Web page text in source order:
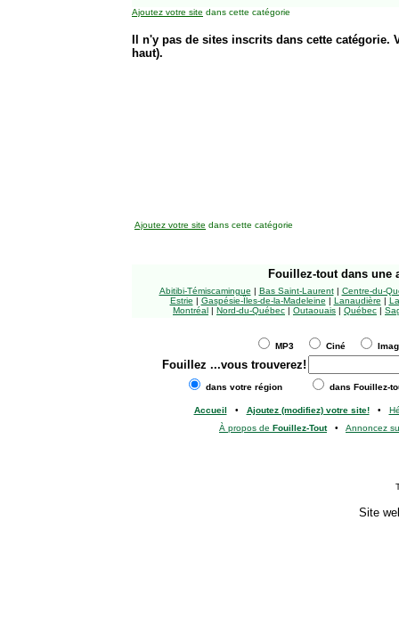
Ajoutez votre site dans cette catégorie
Il n'y pas de sites inscrits dans cette
haut).
Ajoutez votre site dans cette catégorie
Fouillez-tout dans une
Abitibi-Témiscamingue | Bas Saint-Laurent| Centre-du-
Estrie | Gaspésie-Îles-de-la-Madeleine | Lanaudière |
Montréal | Nord-du-Québec | Outaouais | Québec |
MP3 Ciné
Fouillez ...vous trouverez!
dans votre région dans Fouillez-
Accueil • Ajoutez (modifiez) votre site!•
À propos de Fouillez-Tout• Annoncez
Site